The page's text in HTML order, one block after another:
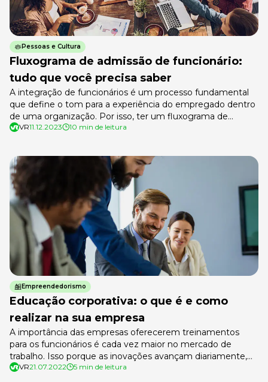
Pessoas e Cultura
Fluxograma de admissão de funcionário:
tudo que você precisa saber
A integração de funcionários é um processo fundamental
que define o tom para a experiência do empregado dentro
de uma organização. Por isso, ter um fluxograma de
integração de funcionários é primordial. Mas por onde
clara e concisa? […]
VR11.12.2023 10 min de leitura
Empreendedorismo
Educação corporativa: o que é e como
realizar na sua empresa
A importância das empresas oferecerem treinamentos
para os funcionários é cada vez maior no mercado de
trabalho. Isso porque as inovações avançam diariamente,
criando a necessidade de atualização profissional. Assim,
VR21.07.2022 5 min de leitura